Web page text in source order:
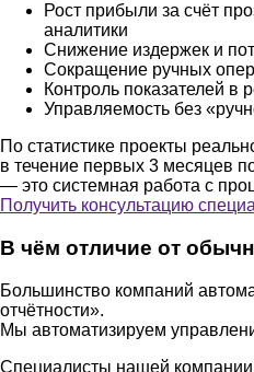
Рост прибыли за счёт
аналитики
Снижение издержек и
Сокращение ручных
Контроль показателей в
Управляемость без
По статистике проекты
в течение первых 3 месяцев
— это системная работа с
Получить консультацию
В чём отличие от
Большинство компаний
отчётности».
Мы автоматизируем
Специалисты нашей